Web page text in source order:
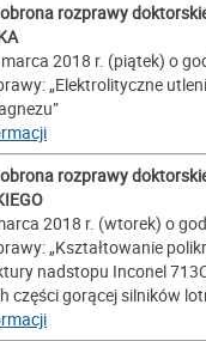
rozprawy
2018 r. (piątek) o
„Elektrolityczne
rozprawy
2018 r. (wtorek) o
„Kształtowanie
nadstopu Inconel
części gorącej silników